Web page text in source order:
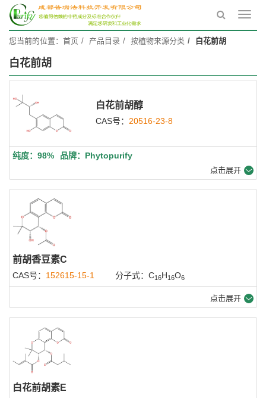
您当前的位置： 首页 产品目录 按植物来源分类 白花前胡
白花前胡
白花前胡醇
CAS号： 20516-23-8
纯度：98% 品牌：Phytopurify
点击展开
前胡香豆素C
CAS号： 152615-15-1 分子式：C16H16O6
点击展开
白花前胡素E